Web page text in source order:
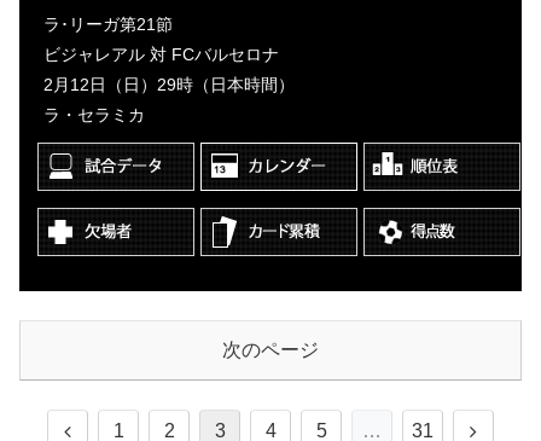
ラ･リーガ第21節
ビジャレアル 対 FCバルセロナ
2月12日（日）29時（日本時間）
ラ・セラミカ
次のページ
1 2 3 4 5 … 31